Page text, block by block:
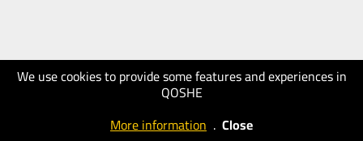
We use cookies to provide some features and experiences in
QOSHE
More information . Close